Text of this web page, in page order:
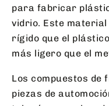
para fabricar
vidrio. Este
rígido que el
más ligero que el
Los compuestos de
piezas de